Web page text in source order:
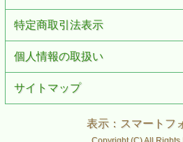
特定商取引法表示
個人情報の取扱い
サイトマップ
表示：スマートフ